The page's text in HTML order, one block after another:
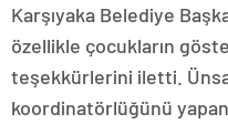
Karşıyaka Belediye
özellikle çocukların
teşekkürlerini iletti.
koordinatörlüğünü